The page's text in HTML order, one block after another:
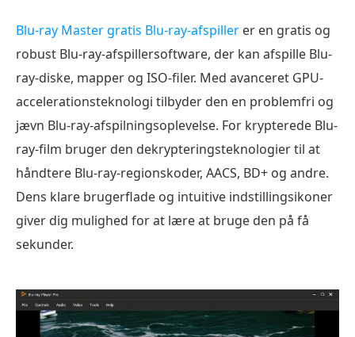
Blu-ray Master gratis Blu-ray-afspiller er en gratis og
robust Blu-ray-afspillersoftware, der kan afspille Blu-
ray-diske, mapper og ISO-filer. Med avanceret GPU-
accelerationsteknologi tilbyder den en problemfri og
jævn Blu-ray-afspilningsoplevelse. For krypterede Blu-
ray-film bruger den dekrypteringsteknologier til at
håndtere Blu-ray-regionskoder, AACS, BD+ og andre.
Dens klare brugerflade og intuitive indstillingsikoner
giver dig mulighed for at lære at bruge den på få
sekunder.